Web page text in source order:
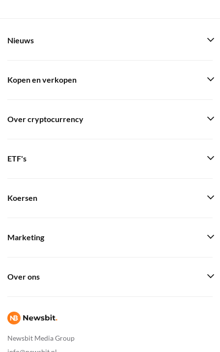
Newsbit Media Group
Nieuws
Kopen en verkopen
Over cryptocurrency
ETF's
Koersen
Marketing
Over ons